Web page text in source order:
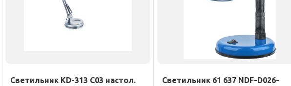
Светильник KD-313 C03 настол.
Светильник 61 637 NDF-D026-